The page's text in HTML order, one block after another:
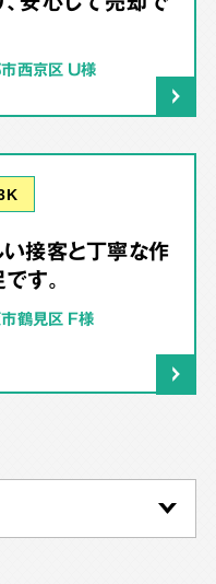
西京区 U様
接客と丁寧な作
す。
鶴見区 F様